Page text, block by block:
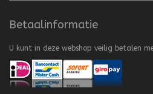
Betaalinformatie
U kunt in deze webshop veilig betalen